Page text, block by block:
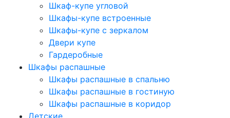
Шкаф-купе угловой
Шкафы-купе встроенные
Шкафы-купе с зеркалом
Двери купе
Гардеробные
Шкафы распашные
Шкафы распашные в спальню
Шкафы распашные в гостиную
Шкафы распашные в коридор
Детские